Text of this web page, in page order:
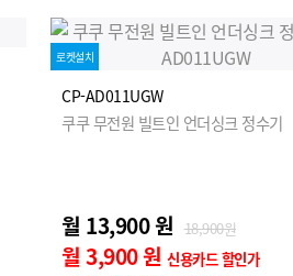
로켓설치
CP-AD011UGW
쿠쿠 무전원 빌트인 언더싱크 정수기
월 13,900 원 18,900원
월 3,900 원 신용카드 할인가